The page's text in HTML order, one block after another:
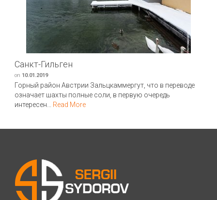
Санкт-Гильген
on 10.01.2019
Горный район Австрии Зальцкаммергут, что в переводе
означает шахты полные соли, в первую очередь
интересен... Read More